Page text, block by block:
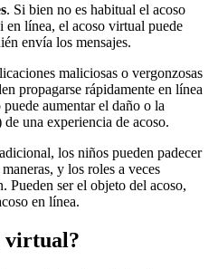
. Si bien no es habitual el acoso
en línea, el acoso virtual puede
envía los mensajes.
maliciosas o vergonzosas
propagarse rápidamente en línea
aumentar el daño o la
una experiencia de acoso.
los niños pueden padecer
y los roles a veces
Pueden ser el objeto del acoso,
en línea.
virtual?